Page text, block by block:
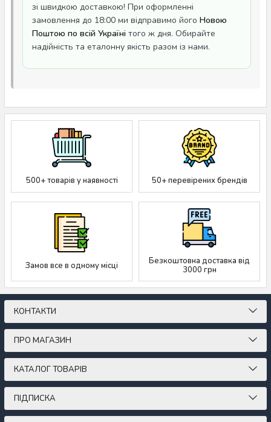
зі швидкою доставкою! При оформленні
замовлення до 18:00 ми відправимо його Новою
Поштою по всій Україні того ж дня. Обирайте
надійність та еталонну якість разом із нами.
500+ товарів у наявності 50+ перевірених брендів
Замов все в одному місці
Безкоштовна доставка від
3000 грн
КОНТАКТИ
ПРО МАГАЗИН
КАТАЛОГ ТОВАРІВ
ПІДПИСКА